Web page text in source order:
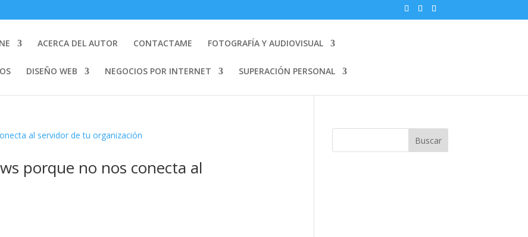
ACERCA DEL AUTOR CONTACTAME FOTOGRAFÍA Y AUDIOVISUAL
DISEÑO WEB NEGOCIOS POR INTERNET SUPERACIÓN PERSONAL
porque no nos conecta al
Buscar